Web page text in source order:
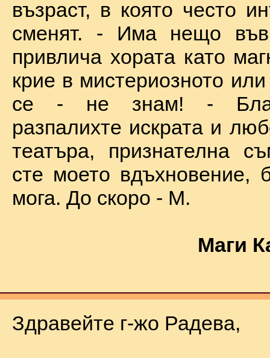
възраст, в която често
сменят. - Има нещо във
привлича хората като
крие в мистериозното
се - не знам! -
разпалихте искрата и
театъра, признателна
сте моето вдъхновение,
мога. До скоро - М.
Маги
Здравейте г-жо Радева,